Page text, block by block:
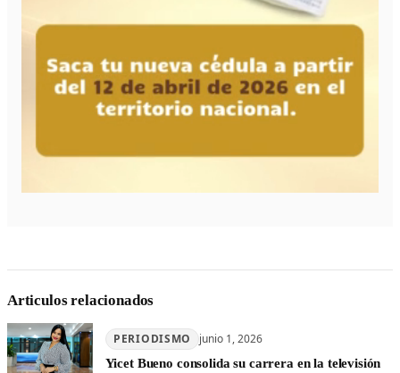
Articulos relacionados
PERIODISMO junio 1, 2026
Yicet Bueno consolida su carrera en la televisión